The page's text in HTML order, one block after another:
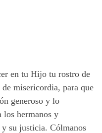
en tu Hijo tu rostro de
misericordia, para que
generoso y lo
los hermanos y
y su justicia. Cólmanos